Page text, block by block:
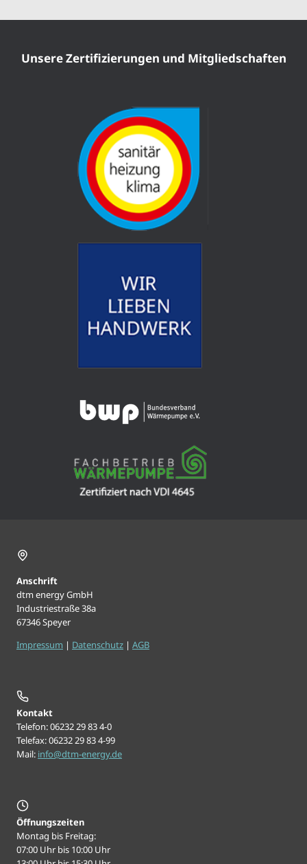
Unsere Zertifizierungen und Mitgliedschaften
Anschrift
dtm energy GmbH
Industriestraße 38a
67346 Speyer
Impressum | Datenschutz | AGB
Kontakt
Telefon: 06232 29 83 4-0
Telefax: 06232 29 83 4-99
Mail: info@dtm-energy.de
Öffnungszeiten
Montag bis Freitag:
07:00 Uhr bis 10:00 Uhr